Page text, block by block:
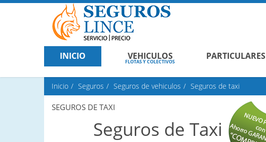
INICIO VEHICULOS
FLOTAS Y COLECTIVOS
PARTICULARES
Inicio Seguros Seguros de vehiculos Seguros de taxi
SEGUROS DE TAXI
Seguros de Taxi